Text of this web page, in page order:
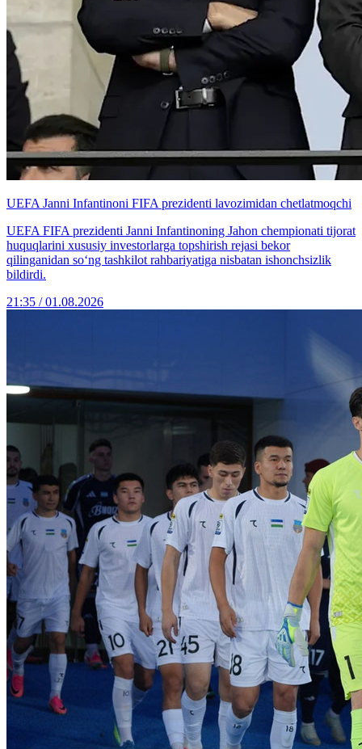
UEFA Janni Infantinoni FIFA prezidenti lavozimidan chetlatmoqchi
UEFA FIFA prezidenti Janni Infantinoning Jahon chempionati tijorat
huquqlarini xususiy investorlarga topshirish rejasi bekor
qilinganidan so‘ng tashkilot rahbariyatiga nisbatan ishonchsizlik
bildirdi.
21:35 / 01.08.2026